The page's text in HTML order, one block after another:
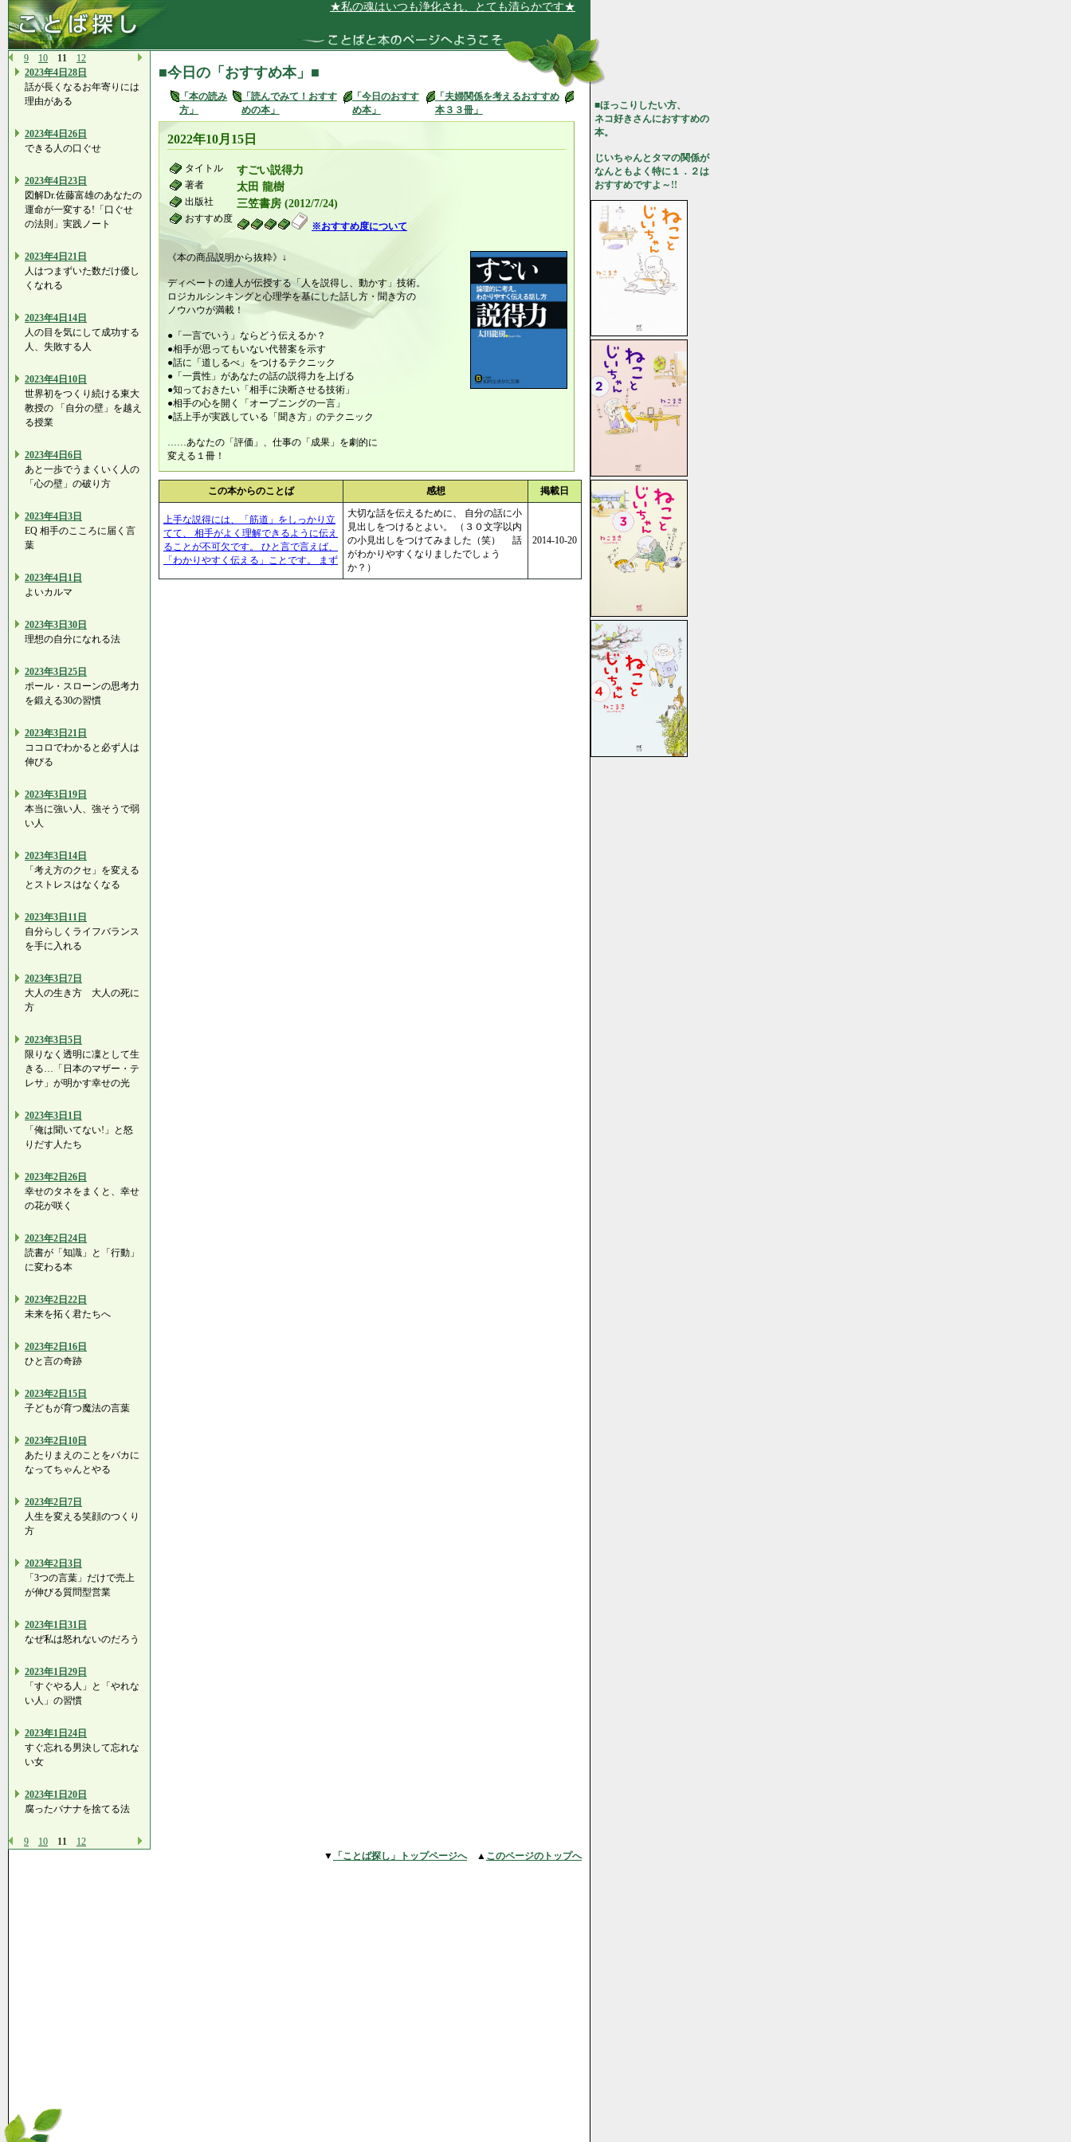
★私の魂はいつも浄化され、とても清らかです★
9 10 11
12
2023年4日28日
話が長くなるお年寄りには
理由がある
2023年4日26日
できる人の口ぐせ
2023年4日23日
図解Dr.佐藤富雄のあなたの
運命が一変する!「口ぐせ
の法則」実践ノート
2023年4日21日
人はつまずいた数だけ優し
くなれる
2023年4日14日
人の目を気にして成功する
人、失敗する人
2023年4日10日
世界初をつくり続ける東大
教授の 「自分の壁」を越え
る授業
2023年4日6日
あと一歩でうまくいく人の
「心の壁」の破り方
2023年4日3日
EQ 相手のこころに届く言
葉
2023年4日1日
よいカルマ
2023年3日30日
理想の自分になれる法
2023年3日25日
ポール・スローンの思考力
を鍛える30の習慣
2023年3日21日
ココロでわかると必ず人は
伸びる
2023年3日19日
本当に強い人、強そうで弱
い人
2023年3日14日
「考え方のクセ」を変える
とストレスはなくなる
2023年3日11日
自分らしくライフバランス
を手に入れる
2023年3日7日
大人の生き方 大人の死に
方
2023年3日5日
限りなく透明に凜として生
きる…「日本のマザー・テ
レサ」が明かす幸せの光
2023年3日1日
「俺は聞いてない!」と怒
りだす人たち
2023年2日26日
幸せのタネをまくと、幸せ
の花が咲く
2023年2日24日
読書が「知識」と「行動」
に変わる本
2023年2日22日
未来を拓く君たちへ
2023年2日16日
ひと言の奇跡
2023年2日15日
子どもが育つ魔法の言葉
2023年2日10日
あたりまえのことをバカに
なってちゃんとやる
2023年2日7日
人生を変える笑顔のつくり
方
2023年2日3日
「3つの言葉」だけで売上
が伸びる質問型営業
2023年1日31日
なぜ私は怒れないのだろう
2023年1日29日
「すぐやる人」と「やれな
い人」の習慣
2023年1日24日
すぐ忘れる男決して忘れな
い女
2023年1日20日
腐ったバナナを捨てる法
9 10 11 12
■今日の「おすすめ本」■
「本の読み
方」
「読んでみて！おすす
めの本」
「今日のおすす
め本」
「夫婦関係を考えるおすすめ
本３３冊」
2022年10月15日
タイトル すごい説得力
著者 太田 龍樹
出版社 三笠書房 (2012/7/24)
おすすめ度
※おすすめ度について
《本の商品説明から抜粋》↓
ディベートの達人が伝授する「人を説得し、動かす」技術。
ロジカルシンキングと心理学を基にした話し方・聞き方の
ノウハウが満載！
●「一言でいう」ならどう伝えるか？
●相手が思ってもいない代替案を示す
●話に「道しるべ」をつけるテクニック
●「一貫性」があなたの話の説得力を上げる
●知っておきたい「相手に決断させる技術」
●相手の心を開く「オープニングの一言」
●話上手が実践している「聞き方」のテクニック
……あなたの「評価」、仕事の「成果」を劇的に
変える１冊！
この本からのことば 感想 掲載日
上手な説得には、「筋道」をしっかり立
てて、 相手がよく理解できるように伝え
ることが不可欠です。 ひと言で言えば、
「わかりやすく伝える」ことです。 まず
大切な話を伝えるために、 自分の話に小
見出しをつけるとよい。 （３０文字以内
の小見出しをつけてみました（笑） 話
がわかりやすくなりましたでしょう
か？）
2014-10-20
■ほっこりしたい方、
ネコ好きさんにおすすめの
本。
じいちゃんとタマの関係が
なんともよく特に１．２は
おすすめですよ～!!
▼ 「ことば探し」トップページへ▲ このページのトップへ